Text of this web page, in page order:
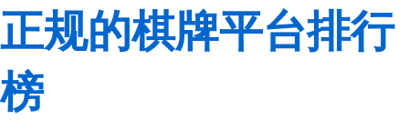
正规的棋牌平台排行
榜